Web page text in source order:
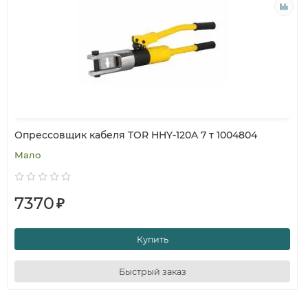
Опрессовщик кабеля TOR HHY-120A 7 т 1004804
Мало
7370₽
Купить
Быстрый заказ